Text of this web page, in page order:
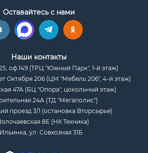
Оставайтесь с нами
Наши контакты
оф.149 (ТРЦ "Южный Парк", 1-й этаж)
Октября 206 (ЦМ "Мебель 206", 4-й этаж)
47А (БЦ "Опора", цокольный этаж)
24А (ТД "Мегаполис")
проезд 3/1 (остановка Вторсырье)
8Е (НК Техника)
ул. Совхозная 31Б